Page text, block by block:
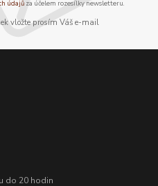
údajůza účelem rozesílky newsletteru.
vložte prosím Váš e-mail
do 20 hodin